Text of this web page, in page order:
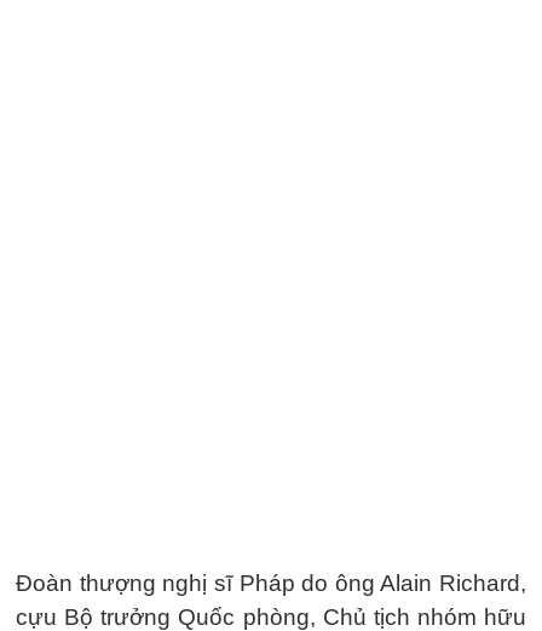
Đoàn thượng nghị sĩ Pháp do ông Alain Richard,
cựu Bộ trưởng Quốc phòng, Chủ tịch nhóm hữu